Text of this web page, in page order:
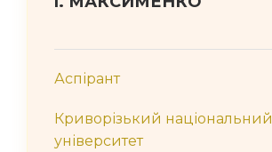
Аспірант
Криворізький національний
університет